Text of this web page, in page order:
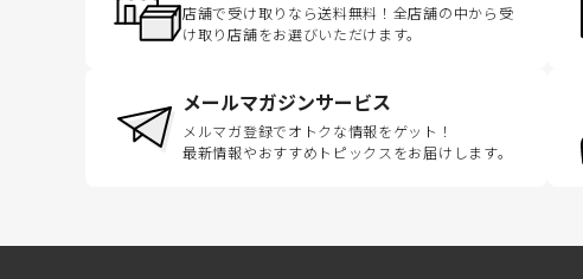
店舗で受け取りなら送料無料！全店舗の中から受
け取り店舗をお選びいただけます。
メールマガジンサービス
メルマガ登録でオトクな情報をゲット！
最新情報やおすすめトピックスをお届けします。